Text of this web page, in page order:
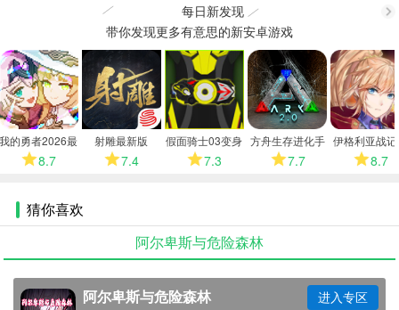
多
每日新发现
多
带你发现更多有意思的新安卓游戏
我的勇者2026最
新版
8.7
射雕最新版
7.4
假面骑士03变身
模拟器
7.3
方舟生存进化手
机版7.7
伊格利亚战
卓版8.7
猜你喜欢
阿尔卑斯与危险森林
阿尔卑斯与危险森林 进入专区